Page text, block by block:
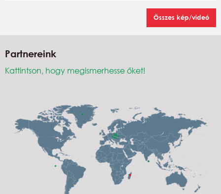
Összes kép/videó
Partnereink
Kattintson, hogy megismerhesse őket!